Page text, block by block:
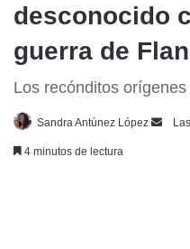
desconocido
guerra de
Los recónditos
Sandra Antúnez López
Send
4 minutos de lectura